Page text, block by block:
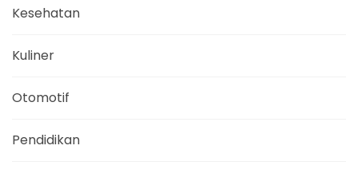
Kesehatan
Kuliner
Otomotif
Pendidikan